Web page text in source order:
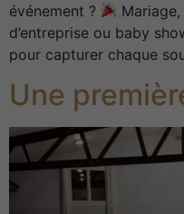
événement ?
d’entreprise ou baby
pour capturer chaque
Une